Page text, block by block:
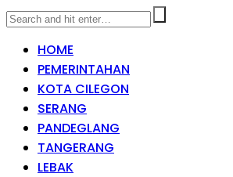
HOME
PEMERINTAHAN
KOTA CILEGON
SERANG
PANDEGLANG
TANGERANG
LEBAK